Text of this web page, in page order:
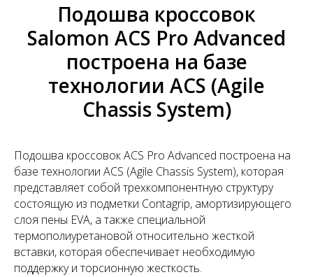
Подошва кроссовок
Salomon ACS Pro Advanced
построена на базе
технологии ACS (Agile
Chassis System)
Подошва кроссовок ACS Pro Advanced построена на
базе технологии ACS (Agile Chassis System), которая
представляет собой трехкомпонентную структуру
состоящую из подметки Contagrip, амортизирующего
слоя пены EVA, а также специальной
термополиуретановой относительно жесткой
вставки, которая обеспечивает необходимую
поддержку и торсионную жесткость.